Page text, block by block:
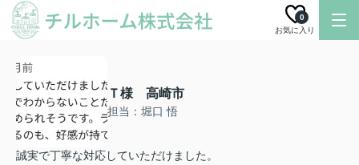
お気に入り
0
Ｔ様 高崎市
担当：堀口 悟
誠実で丁寧な対応していただけました。